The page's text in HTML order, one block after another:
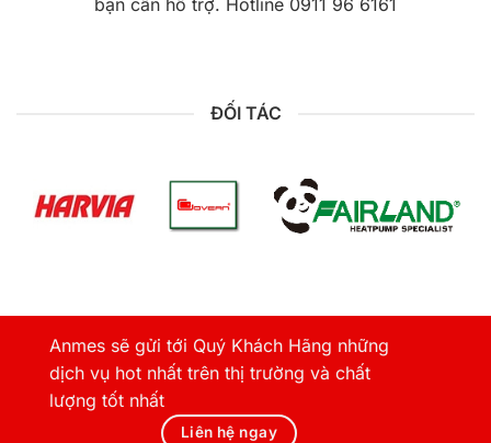
bạn cần hỗ trợ. Hotline 0911 96 6161
ĐỐI TÁC
Anmes sẽ gửi tới Quý Khách Hãng những
dịch vụ hot nhất trên thị trường và chất
lượng tốt nhất
Liên hệ ngay